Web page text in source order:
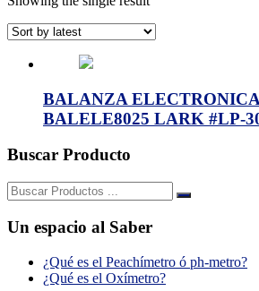
BALANZA
BALELE8025 LARK #LP-
Buscar Producto
Buscar:
Un espacio al Saber
¿Qué es el Peachímetro ó ph-metro?
¿Qué es el Oxímetro?